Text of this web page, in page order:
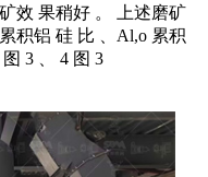
效 果稍好 。 上述磨矿
积铝 硅 比 、Al,o 累积
3 、 4 图 3